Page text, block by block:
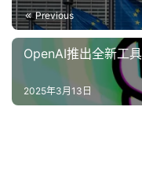
Previous
OpenAI推出全新工
2025年3月13日